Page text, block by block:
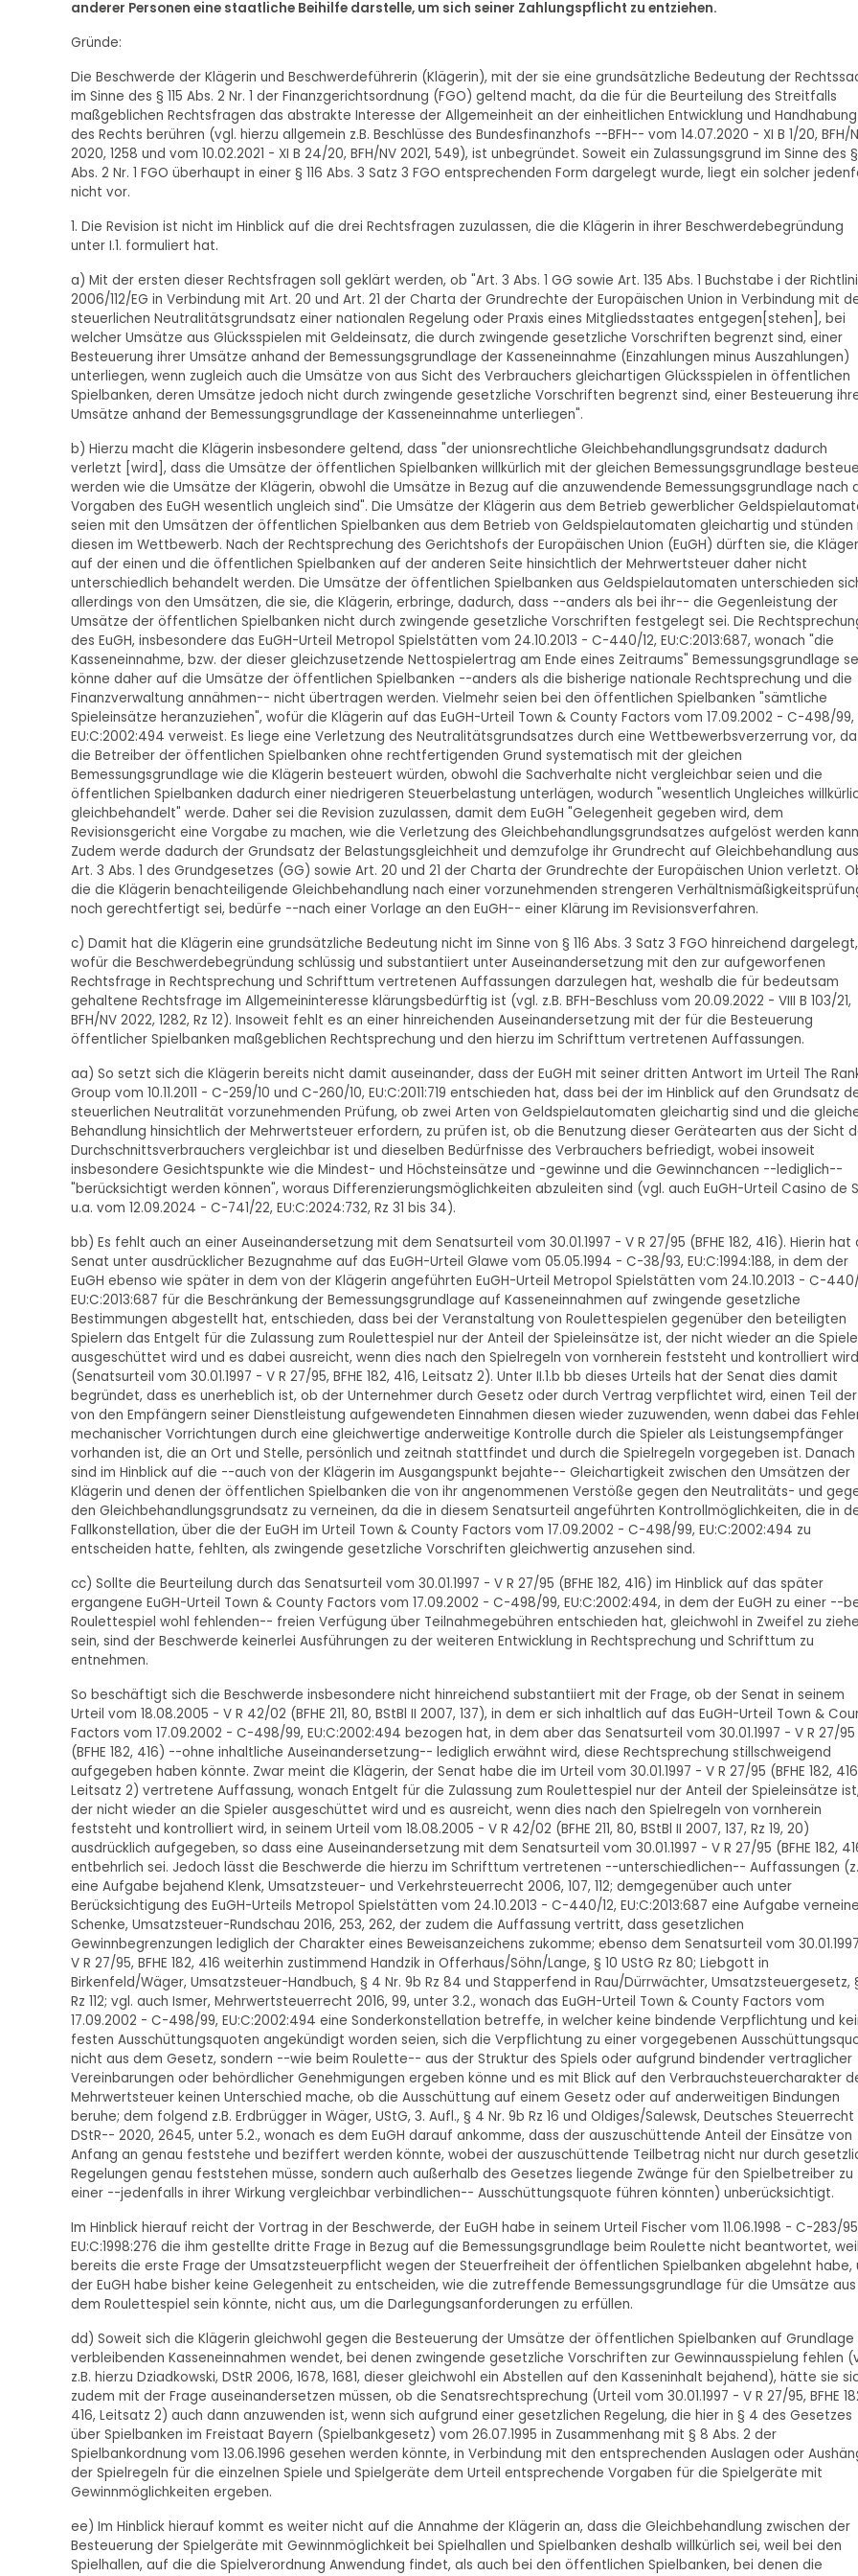
anderer Personen eine staatliche Beihilfe darstelle, um sich seiner Zahlungspflicht zu entziehen.
Gründe:
Die Beschwerde der Klägerin und Beschwerdeführerin (Klägerin), mit der sie eine grundsätzliche Bedeutung der
im Sinne des § 115 Abs. 2 Nr. 1 der Finanzgerichtsordnung (FGO) geltend macht, da die für die Beurteilung des Streitfalls
maßgeblichen Rechtsfragen das abstrakte Interesse der Allgemeinheit an der einheitlichen Entwicklung und Handhabung
des Rechts berühren (vgl. hierzu allgemein z.B. Beschlüsse des Bundesfinanzhofs --BFH-- vom 14.07.2020 - XI B 1/20, BFH/
2020, 1258 und vom 10.02.2021 - XI B 24/20, BFH/NV 2021, 549), ist unbegründet. Soweit ein Zulassungsgrund im Sinne des §
Abs. 2 Nr. 1 FGO überhaupt in einer § 116 Abs. 3 Satz 3 FGO entsprechenden Form dargelegt wurde, liegt ein solcher
nicht vor.
1. Die Revision ist nicht im Hinblick auf die drei Rechtsfragen zuzulassen, die die Klägerin in ihrer Beschwerdebegründung
unter I.1. formuliert hat.
a) Mit der ersten dieser Rechtsfragen soll geklärt werden, ob "Art. 3 Abs. 1 GG sowie Art. 135 Abs. 1 Buchstabe i der
2006/112/EG in Verbindung mit Art. 20 und Art. 21 der Charta der Grundrechte der Europäischen Union in Verbindung mit
steuerlichen Neutralitätsgrundsatz einer nationalen Regelung oder Praxis eines Mitgliedsstaates entgegen[stehen], bei
welcher Umsätze aus Glücksspielen mit Geldeinsatz, die durch zwingende gesetzliche Vorschriften begrenzt sind, einer
Besteuerung ihrer Umsätze anhand der Bemessungsgrundlage der Kasseneinnahme (Einzahlungen minus Auszahlungen)
unterliegen, wenn zugleich auch die Umsätze von aus Sicht des Verbrauchers gleichartigen Glücksspielen in öffentlichen
Spielbanken, deren Umsätze jedoch nicht durch zwingende gesetzliche Vorschriften begrenzt sind, einer Besteuerung
Umsätze anhand der Bemessungsgrundlage der Kasseneinnahme unterliegen".
b) Hierzu macht die Klägerin insbesondere geltend, dass "der unionsrechtliche Gleichbehandlungsgrundsatz dadurch
verletzt [wird], dass die Umsätze der öffentlichen Spielbanken willkürlich mit der gleichen Bemessungsgrundlage
werden wie die Umsätze der Klägerin, obwohl die Umsätze in Bezug auf die anzuwendende Bemessungsgrundlage nach
Vorgaben des EuGH wesentlich ungleich sind". Die Umsätze der Klägerin aus dem Betrieb gewerblicher
seien mit den Umsätzen der öffentlichen Spielbanken aus dem Betrieb von Geldspielautomaten gleichartig und stünden
diesen im Wettbewerb. Nach der Rechtsprechung des Gerichtshofs der Europäischen Union (EuGH) dürften sie, die
auf der einen und die öffentlichen Spielbanken auf der anderen Seite hinsichtlich der Mehrwertsteuer daher nicht
unterschiedlich behandelt werden. Die Umsätze der öffentlichen Spielbanken aus Geldspielautomaten unterschieden
allerdings von den Umsätzen, die sie, die Klägerin, erbringe, dadurch, dass --anders als bei ihr-- die Gegenleistung der
Umsätze der öffentlichen Spielbanken nicht durch zwingende gesetzliche Vorschriften festgelegt sei. Die
des EuGH, insbesondere das EuGH-Urteil Metropol Spielstätten vom 24.10.2013 - C-440/12, EU:C:2013:687, wonach "die
Kasseneinnahme, bzw. der dieser gleichzusetzende Nettospielertrag am Ende eines Zeitraums" Bemessungsgrundlage
könne daher auf die Umsätze der öffentlichen Spielbanken --anders als die bisherige nationale Rechtsprechung und die
Finanzverwaltung annähmen-- nicht übertragen werden. Vielmehr seien bei den öffentlichen Spielbanken "sämtliche
Spieleinsätze heranzuziehen", wofür die Klägerin auf das EuGH-Urteil Town & County Factors vom 17.09.2002 - C-498/99,
EU:C:2002:494 verweist. Es liege eine Verletzung des Neutralitätsgrundsatzes durch eine Wettbewerbsverzerrung vor, da
die Betreiber der öffentlichen Spielbanken ohne rechtfertigenden Grund systematisch mit der gleichen
Bemessungsgrundlage wie die Klägerin besteuert würden, obwohl die Sachverhalte nicht vergleichbar seien und die
öffentlichen Spielbanken dadurch einer niedrigeren Steuerbelastung unterlägen, wodurch "wesentlich Ungleiches
gleichbehandelt" werde. Daher sei die Revision zuzulassen, damit dem EuGH "Gelegenheit gegeben wird, dem
Revisionsgericht eine Vorgabe zu machen, wie die Verletzung des Gleichbehandlungsgrundsatzes aufgelöst werden
Zudem werde dadurch der Grundsatz der Belastungsgleichheit und demzufolge ihr Grundrecht auf Gleichbehandlung aus
Art. 3 Abs. 1 des Grundgesetzes (GG) sowie Art. 20 und 21 der Charta der Grundrechte der Europäischen Union verletzt.
die die Klägerin benachteiligende Gleichbehandlung nach einer vorzunehmenden strengeren
noch gerechtfertigt sei, bedürfe --nach einer Vorlage an den EuGH-- einer Klärung im Revisionsverfahren.
c) Damit hat die Klägerin eine grundsätzliche Bedeutung nicht im Sinne von § 116 Abs. 3 Satz 3 FGO hinreichend dargelegt,
wofür die Beschwerdebegründung schlüssig und substantiiert unter Auseinandersetzung mit den zur aufgeworfenen
Rechtsfrage in Rechtsprechung und Schrifttum vertretenen Auffassungen darzulegen hat, weshalb die für bedeutsam
gehaltene Rechtsfrage im Allgemeininteresse klärungsbedürftig ist (vgl. z.B. BFH-Beschluss vom 20.09.2022 - VIII B 103/21,
BFH/NV 2022, 1282, Rz 12). Insoweit fehlt es an einer hinreichenden Auseinandersetzung mit der für die Besteuerung
öffentlicher Spielbanken maßgeblichen Rechtsprechung und den hierzu im Schrifttum vertretenen Auffassungen.
aa) So setzt sich die Klägerin bereits nicht damit auseinander, dass der EuGH mit seiner dritten Antwort im Urteil The
Group vom 10.11.2011 - C-259/10 und C-260/10, EU:C:2011:719 entschieden hat, dass bei der im Hinblick auf den Grundsatz
steuerlichen Neutralität vorzunehmenden Prüfung, ob zwei Arten von Geldspielautomaten gleichartig sind und die
Behandlung hinsichtlich der Mehrwertsteuer erfordern, zu prüfen ist, ob die Benutzung dieser Gerätearten aus der Sicht
Durchschnittsverbrauchers vergleichbar ist und dieselben Bedürfnisse des Verbrauchers befriedigt, wobei insoweit
insbesondere Gesichtspunkte wie die Mindest- und Höchsteinsätze und -gewinne und die Gewinnchancen --lediglich--
"berücksichtigt werden können", woraus Differenzierungsmöglichkeiten abzuleiten sind (vgl. auch EuGH-Urteil Casino de
u.a. vom 12.09.2024 - C-741/22, EU:C:2024:732, Rz 31 bis 34).
bb) Es fehlt auch an einer Auseinandersetzung mit dem Senatsurteil vom 30.01.1997 - V R 27/95 (BFHE 182, 416). Hierin hat
Senat unter ausdrücklicher Bezugnahme auf das EuGH-Urteil Glawe vom 05.05.1994 - C-38/93, EU:C:1994:188, in dem der
EuGH ebenso wie später in dem von der Klägerin angeführten EuGH-Urteil Metropol Spielstätten vom 24.10.2013 - C-440/
EU:C:2013:687 für die Beschränkung der Bemessungsgrundlage auf Kasseneinnahmen auf zwingende gesetzliche
Bestimmungen abgestellt hat, entschieden, dass bei der Veranstaltung von Roulettespielen gegenüber den beteiligten
Spielern das Entgelt für die Zulassung zum Roulettespiel nur der Anteil der Spieleinsätze ist, der nicht wieder an die
ausgeschüttet wird und es dabei ausreicht, wenn dies nach den Spielregeln von vornherein feststeht und kontrolliert wird
(Senatsurteil vom 30.01.1997 - V R 27/95, BFHE 182, 416, Leitsatz 2). Unter II.1.b bb dieses Urteils hat der Senat dies damit
begründet, dass es unerheblich ist, ob der Unternehmer durch Gesetz oder durch Vertrag verpflichtet wird, einen Teil der
von den Empfängern seiner Dienstleistung aufgewendeten Einnahmen diesen wieder zuzuwenden, wenn dabei das
mechanischer Vorrichtungen durch eine gleichwertige anderweitige Kontrolle durch die Spieler als Leistungsempfänger
vorhanden ist, die an Ort und Stelle, persönlich und zeitnah stattfindet und durch die Spielregeln vorgegeben ist. Danach
sind im Hinblick auf die --auch von der Klägerin im Ausgangspunkt bejahte-- Gleichartigkeit zwischen den Umsätzen der
Klägerin und denen der öffentlichen Spielbanken die von ihr angenommenen Verstöße gegen den Neutralitäts- und
den Gleichbehandlungsgrundsatz zu verneinen, da die in diesem Senatsurteil angeführten Kontrollmöglichkeiten, die in
Fallkonstellation, über die der EuGH im Urteil Town & County Factors vom 17.09.2002 - C-498/99, EU:C:2002:494 zu
entscheiden hatte, fehlten, als zwingende gesetzliche Vorschriften gleichwertig anzusehen sind.
cc) Sollte die Beurteilung durch das Senatsurteil vom 30.01.1997 - V R 27/95 (BFHE 182, 416) im Hinblick auf das später
ergangene EuGH-Urteil Town & County Factors vom 17.09.2002 - C-498/99, EU:C:2002:494, in dem der EuGH zu einer --
Roulettespiel wohl fehlenden-- freien Verfügung über Teilnahmegebühren entschieden hat, gleichwohl in Zweifel zu
sein, sind der Beschwerde keinerlei Ausführungen zu der weiteren Entwicklung in Rechtsprechung und Schrifttum zu
entnehmen.
So beschäftigt sich die Beschwerde insbesondere nicht hinreichend substantiiert mit der Frage, ob der Senat in seinem
Urteil vom 18.08.2005 - V R 42/02 (BFHE 211, 80, BStBl II 2007, 137), in dem er sich inhaltlich auf das EuGH-Urteil Town &
Factors vom 17.09.2002 - C-498/99, EU:C:2002:494 bezogen hat, in dem aber das Senatsurteil vom 30.01.1997 - V R 27/95
(BFHE 182, 416) --ohne inhaltliche Auseinandersetzung-- lediglich erwähnt wird, diese Rechtsprechung stillschweigend
aufgegeben haben könnte. Zwar meint die Klägerin, der Senat habe die im Urteil vom 30.01.1997 - V R 27/95 (BFHE 182,
Leitsatz 2) vertretene Auffassung, wonach Entgelt für die Zulassung zum Roulettespiel nur der Anteil der Spieleinsätze ist,
der nicht wieder an die Spieler ausgeschüttet wird und es ausreicht, wenn dies nach den Spielregeln von vornherein
feststeht und kontrolliert wird, in seinem Urteil vom 18.08.2005 - V R 42/02 (BFHE 211, 80, BStBl II 2007, 137, Rz 19, 20)
ausdrücklich aufgegeben, so dass eine Auseinandersetzung mit dem Senatsurteil vom 30.01.1997 - V R 27/95 (BFHE 182,
entbehrlich sei. Jedoch lässt die Beschwerde die hierzu im Schrifttum vertretenen --unterschiedlichen-- Auffassungen
eine Aufgabe bejahend Klenk, Umsatzsteuer- und Verkehrsteuerrecht 2006, 107, 112; demgegenüber auch unter
Berücksichtigung des EuGH-Urteils Metropol Spielstätten vom 24.10.2013 - C-440/12, EU:C:2013:687 eine Aufgabe
Schenke, Umsatzsteuer-Rundschau 2016, 253, 262, der zudem die Auffassung vertritt, dass gesetzlichen
Gewinnbegrenzungen lediglich der Charakter eines Beweisanzeichens zukomme; ebenso dem Senatsurteil vom
V R 27/95, BFHE 182, 416 weiterhin zustimmend Handzik in Offerhaus/Söhn/Lange, § 10 UStG Rz 80; Liebgott in
Birkenfeld/Wäger, Umsatzsteuer-Handbuch, § 4 Nr. 9b Rz 84 und Stapperfend in Rau/Dürrwächter, Umsatzsteuergesetz,
Rz 112; vgl. auch Ismer, Mehrwertsteuerrecht 2016, 99, unter 3.2., wonach das EuGH-Urteil Town & County Factors vom
17.09.2002 - C-498/99, EU:C:2002:494 eine Sonderkonstellation betreffe, in welcher keine bindende Verpflichtung und
festen Ausschüttungsquoten angekündigt worden seien, sich die Verpflichtung zu einer vorgegebenen
nicht aus dem Gesetz, sondern --wie beim Roulette-- aus der Struktur des Spiels oder aufgrund bindender vertraglicher
Vereinbarungen oder behördlicher Genehmigungen ergeben könne und es mit Blick auf den Verbrauchsteuercharakter
Mehrwertsteuer keinen Unterschied mache, ob die Ausschüttung auf einem Gesetz oder auf anderweitigen Bindungen
beruhe; dem folgend z.B. Erdbrügger in Wäger, UStG, 3. Aufl., § 4 Nr. 9b Rz 16 und Oldiges/Salewsk, Deutsches
DStR-- 2020, 2645, unter 5.2., wonach es dem EuGH darauf ankomme, dass der auszuschüttende Anteil der Einsätze von
Anfang an genau feststehe und beziffert werden könnte, wobei der auszuschüttende Teilbetrag nicht nur durch
Regelungen genau feststehen müsse, sondern auch außerhalb des Gesetzes liegende Zwänge für den Spielbetreiber zu
einer --jedenfalls in ihrer Wirkung vergleichbar verbindlichen-- Ausschüttungsquote führen könnten) unberücksichtigt.
Im Hinblick hierauf reicht der Vortrag in der Beschwerde, der EuGH habe in seinem Urteil Fischer vom 11.06.1998 - C-283/
EU:C:1998:276 die ihm gestellte dritte Frage in Bezug auf die Bemessungsgrundlage beim Roulette nicht beantwortet,
bereits die erste Frage der Umsatzsteuerpflicht wegen der Steuerfreiheit der öffentlichen Spielbanken abgelehnt habe,
der EuGH habe bisher keine Gelegenheit zu entscheiden, wie die zutreffende Bemessungsgrundlage für die Umsätze aus
dem Roulettespiel sein könnte, nicht aus, um die Darlegungsanforderungen zu erfüllen.
dd) Soweit sich die Klägerin gleichwohl gegen die Besteuerung der Umsätze der öffentlichen Spielbanken auf Grundlage
verbleibenden Kasseneinnahmen wendet, bei denen zwingende gesetzliche Vorschriften zur Gewinnausspielung fehlen
z.B. hierzu Dziadkowski, DStR 2006, 1678, 1681, dieser gleichwohl ein Abstellen auf den Kasseninhalt bejahend), hätte sie
zudem mit der Frage auseinandersetzen müssen, ob die Senatsrechtsprechung (Urteil vom 30.01.1997 - V R 27/95, BFHE
416, Leitsatz 2) auch dann anzuwenden ist, wenn sich aufgrund einer gesetzlichen Regelung, die hier in § 4 des Gesetzes
über Spielbanken im Freistaat Bayern (Spielbankgesetz) vom 26.07.1995 in Zusammenhang mit § 8 Abs. 2 der
Spielbankordnung vom 13.06.1996 gesehen werden könnte, in Verbindung mit den entsprechenden Auslagen oder
der Spielregeln für die einzelnen Spiele und Spielgeräte dem Urteil entsprechende Vorgaben für die Spielgeräte mit
Gewinnmöglichkeiten ergeben.
ee) Im Hinblick hierauf kommt es weiter nicht auf die Annahme der Klägerin an, dass die Gleichbehandlung zwischen der
Besteuerung der Spielgeräte mit Gewinnmöglichkeit bei Spielhallen und Spielbanken deshalb willkürlich sei, weil bei den
Spielhallen, auf die die Spielverordnung Anwendung findet, als auch bei den öffentlichen Spielbanken, bei denen die